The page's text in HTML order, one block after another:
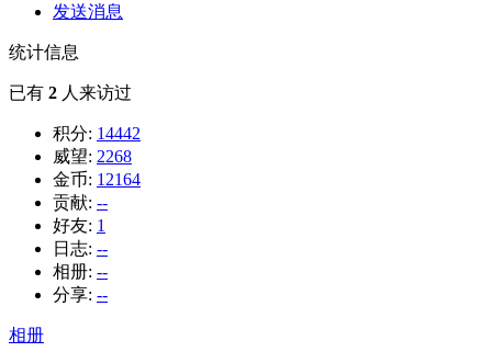
发送消息
统计信息
已有 2 人来访过
积分: 14442
威望: 2268
金币: 12164
贡献: --
好友: 1
日志: --
相册: --
分享: --
相册